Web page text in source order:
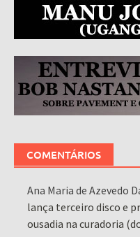
COMENTÁRIOS
Ana Maria de Azevedo
lança terceiro disco e
ousadia na curadoria